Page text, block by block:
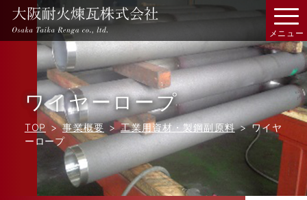
ワイヤーロープ
TOP 事業概要 工業用資材・製鋼副原料
ワイヤ
ーロープ